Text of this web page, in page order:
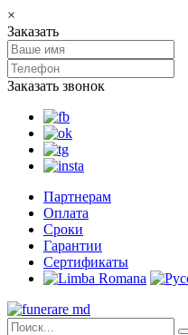
×
Заказать
Заказать звонок
Партнерам
Оплата
Сроки
Гарантии
Сертификаты